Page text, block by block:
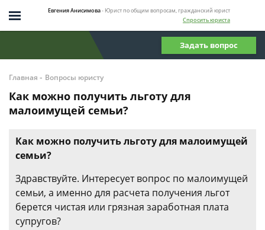
Евгения Анисимова- Юрист по общим вопросам, гражданский юрист
Спросить юриста
Задать вопрос
Главная - Вопросы юристу
Как можно получить льготу для
малоимущей семьи?
Как можно получить льготу для малоимущей
семьи?
Здравствуйте. Интересует вопрос по малоимущей
семьи, а именно для расчета получения льгот
берется чистая или грязная заработная плата
супругов?